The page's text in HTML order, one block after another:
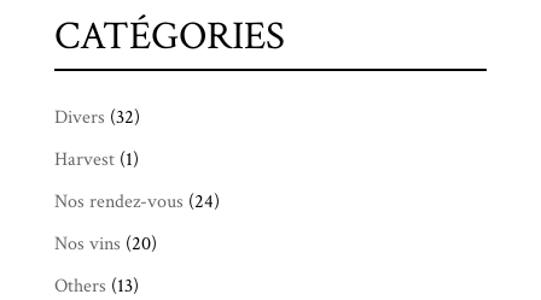
CATÉGORIES
Divers (32)
Harvest(1)
Nos rendez-vous (24)
Nos vins (20)
Others (13)